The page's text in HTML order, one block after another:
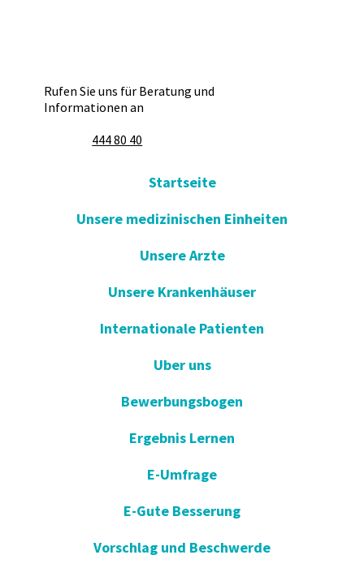
Rufen Sie uns für Beratung und
Informationen an
444 80 40
Startseite
Unsere medizinischen Einheiten
Unsere Arzte
Unsere Krankenhäuser
Internationale Patienten
Uber uns
Bewerbungsbogen
Ergebnis Lernen
E-Umfrage
E-Gute Besserung
Vorschlag und Beschwerde